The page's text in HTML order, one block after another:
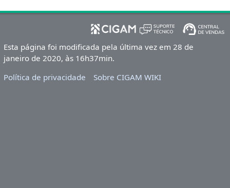
Esta página foi modificada pela última vez em 28 de
janeiro de 2020, às 16h37min.
Política de privacidade
Sobre CIGAM WIKI